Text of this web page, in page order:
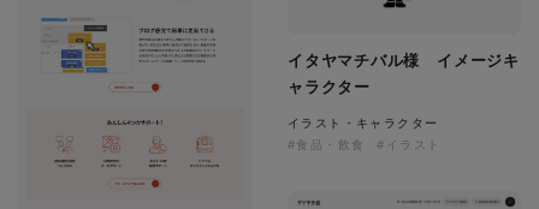
イタヤマチバル様 イメージキ
ャラクター
イラスト・キャラクター
#食品・飲食
#イラスト